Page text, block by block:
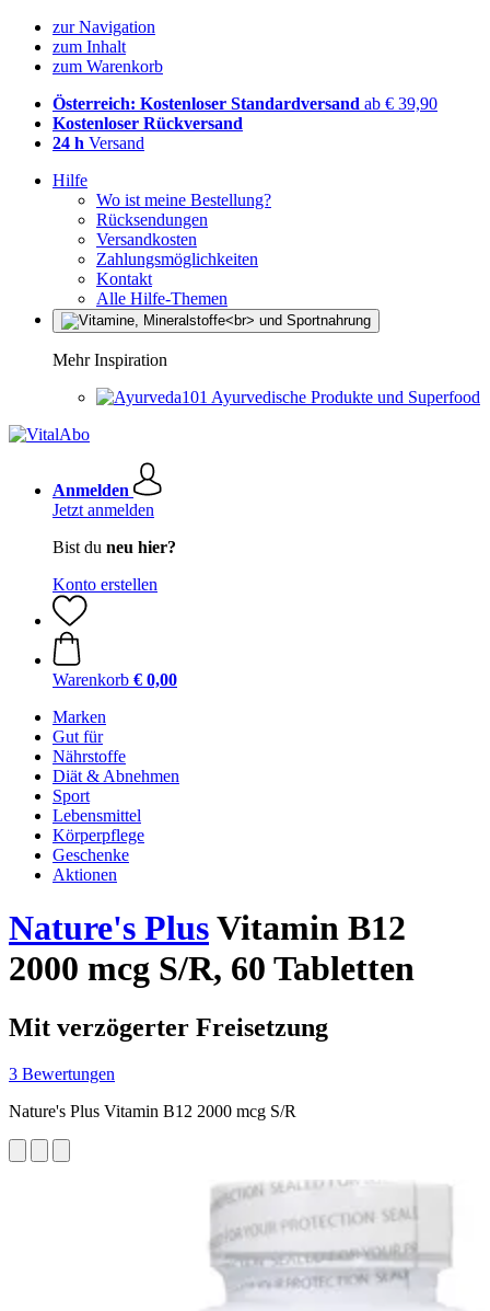
zur Navigation
zum Inhalt
zum Warenkorb
Österreich: Kostenloser Standardversand ab € 39,90
Kostenloser Rückversand
24 h Versand
Hilfe
Wo ist meine Bestellung?
Rücksendungen
Versandkosten
Zahlungsmöglichkeiten
Kontakt
Alle Hilfe-Themen
Mehr Inspiration
Ayurvedische Produkte und Superfood
Anmelden
Jetzt anmelden
Bist du neu hier?
Konto erstellen
Warenkorb € 0,00
Marken
Gut für
Nährstoffe
Diät & Abnehmen
Sport
Lebensmittel
Körperpflege
Geschenke
Aktionen
Nature's PlusVitamin B12
2000 mcg S/R, 60 Tabletten
Mit verzögerter Freisetzung
3 Bewertungen
Nature's Plus Vitamin B12 2000 mcg S/R